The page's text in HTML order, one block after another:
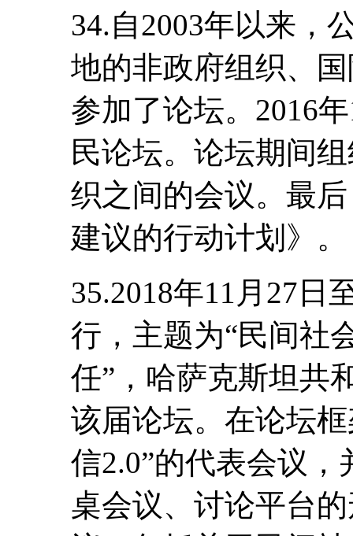
34.自2003年以来，
地的非政府组织、
参加了论坛。2016
民论坛。论坛期间
织之间的会议。最
建议的行动计划》。
35.2018年11月27日
行，主题为“民间社
任”，哈萨克斯坦共
该届论坛。在论坛
信2.0”的代表会议
桌会议、讨论平台